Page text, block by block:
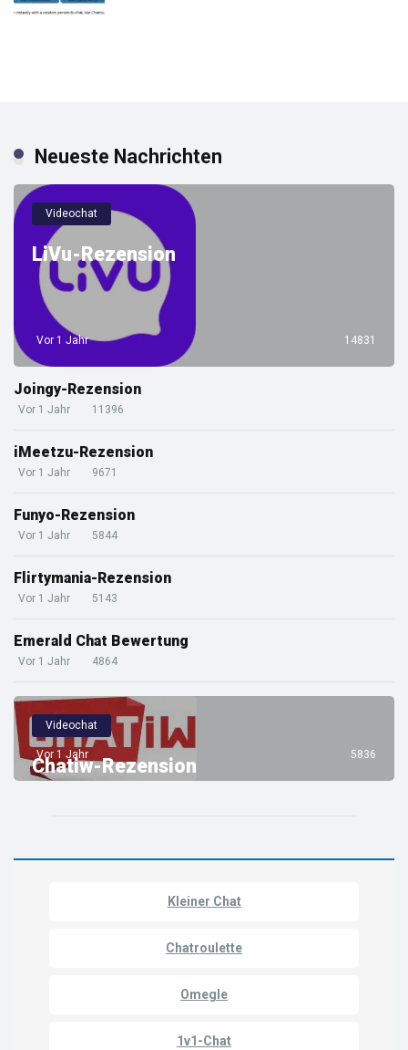
Neueste Nachrichten
Videochat
LiVu-Rezension
Vor 1 Jahr 14831
Joingy-Rezension
Vor 1 Jahr 11396
iMeetzu-Rezension
Vor 1 Jahr 9671
Funyo-Rezension
Vor 1 Jahr 5844
Flirtymania-Rezension
Vor 1 Jahr 5143
Emerald Chat Bewertung
Vor 1 Jahr 4864
Videochat
Chatiw-Rezension
Vor 1 Jahr 5836
Kleiner Chat
Chatroulette
Omegle
1v1-Chat